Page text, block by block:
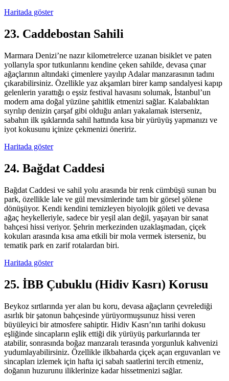
Haritada göster
23. Caddebostan Sahili
Marmara Denizi’ne nazır kilometrelerce uzanan bisiklet ve paten
yollarıyla spor tutkunlarını kendine çeken sahilde, devasa çınar
ağaçlarının altındaki çimenlere yayılıp Adalar manzarasının tadını
çıkarabilirsiniz. Özellikle yaz akşamları birer kamp sandalyesi kapıp
gelenlerin yarattığı o eşsiz festival havasını solumak, İstanbul’un
modern ama doğal yüzüne şahitlik etmenizi sağlar. Kalabalıktan
sıyrılıp denizin çarşaf gibi olduğu anları yakalamak isterseniz,
sabahın ilk ışıklarında sahil hattında kısa bir yürüyüş yapmanızı ve
iyot kokusunu içinize çekmenizi öneririz.
Haritada göster
24. Bağdat Caddesi
Bağdat Caddesi ve sahil yolu arasında bir renk cümbüşü sunan bu
park, özellikle lale ve gül mevsimlerinde tam bir görsel şölene
dönüşüyor. Kendi kendini temizleyen biyolojik göleti ve devasa
ağaç heykelleriyle, sadece bir yeşil alan değil, yaşayan bir sanat
bahçesi hissi veriyor. Şehrin merkezinden uzaklaşmadan, çiçek
kokuları arasında kısa ama etkili bir mola vermek isterseniz, bu
tematik park en zarif rotalardan biri.
Haritada göster
25. İBB Çubuklu (Hidiv Kasrı) Korusu
Beykoz sırtlarında yer alan bu koru, devasa ağaçların çevrelediği
asırlık bir şatonun bahçesinde yürüyormuşsunuz hissi veren
büyüleyici bir atmosfere sahiptir. Hidiv Kasrı’nın tarihi dokusu
eşliğinde sincapların eşlik ettiği dik yürüyüş parkurlarında ter
atabilir, sonrasında boğaz manzaralı terasında yorgunluk kahvenizi
yudumlayabilirsiniz. Özellikle ilkbaharda çiçek açan erguvanları ve
sincapları izlemek için hafta içi sabah saatlerini tercih etmeniz,
doğanın huzurunu iliklerinize kadar hissetmenizi sağlar.